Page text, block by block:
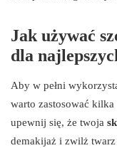
Jak używać
dla
Aby w pełni
warto zastosować
upewnij się, że twoja
demakijaż i zwilż twarz